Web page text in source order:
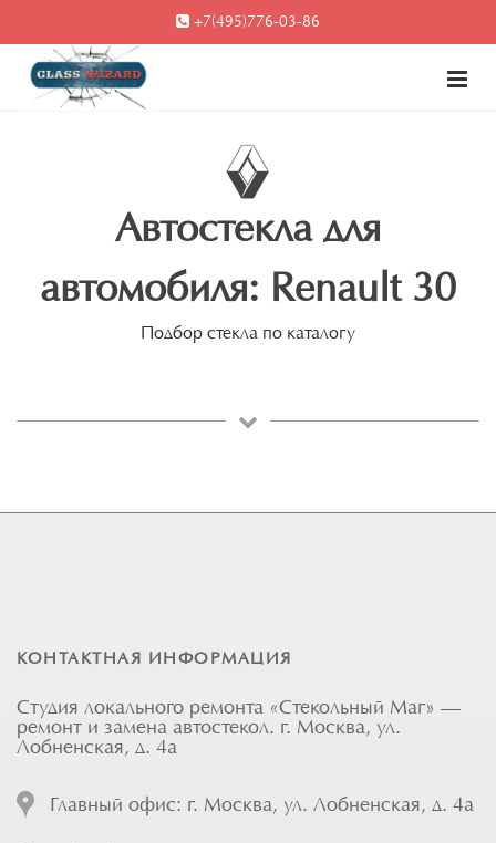
+7(495)776-03-86
Автостекла для
автомобиля: Renault 30
Подбор стекла по каталогу
КОНТАКТНАЯ ИНФОРМАЦИЯ
Студия локального ремонта «Стекольный Маг» —
ремонт и замена автостекол. г. Москва, ул.
Лобненская, д. 4а
Главный офис: г. Москва, ул. Лобненская, д. 4а